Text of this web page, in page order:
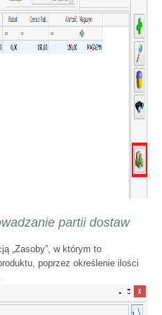
partii dostaw
„Zasoby”, w którym to
poprzez określenie ilości